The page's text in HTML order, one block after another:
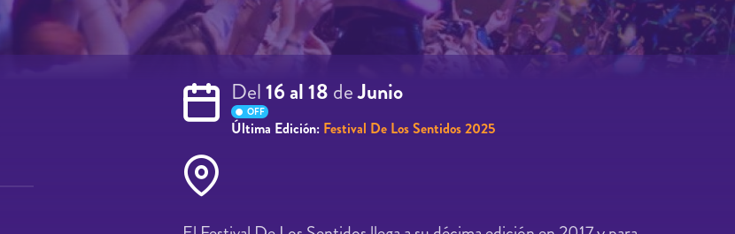
Del16 al 18 deJunio
OFF
Última Edición: Festival De Los Sentidos 2025